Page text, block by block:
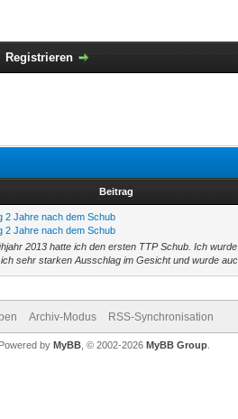
Registrieren
Beitrag
2 Jahre nach dem Schub
2 Jahre nach dem Schub
2013 hatte ich den ersten TTP Schub. Ich
sehr starken Ausschlag im Gesicht und wurde
Archiv-Modus RSS-Synchronisation
Powered by MyBB , © 2002-2026 MyBB Group